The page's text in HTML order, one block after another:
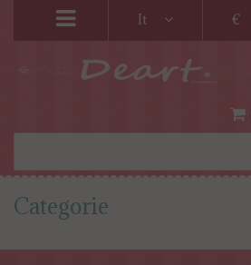
It €
Categorie